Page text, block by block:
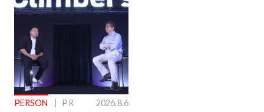
PERSON PR 2026.8.6